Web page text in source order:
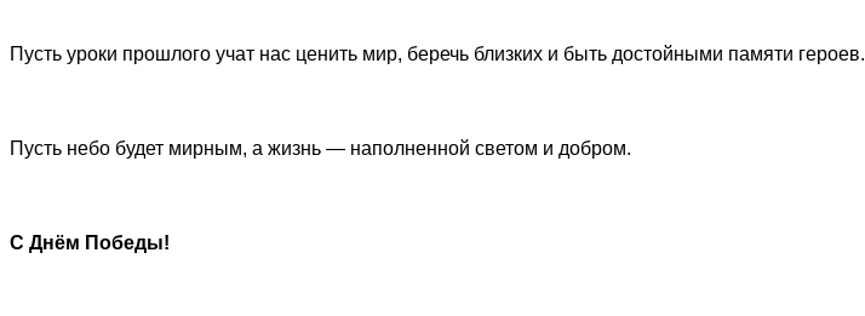
Пусть уроки прошлого учат нас ценить мир, беречь близких и быть достойными памяти героев.
Пусть небо будет мирным, а жизнь — наполненной светом и добром.
С Днём Победы!